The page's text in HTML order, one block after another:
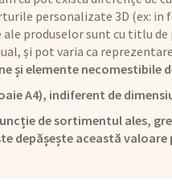
personalizate 3D (ex:
ale produselor sunt cu titlu
și pot varia ca
și elemente necomestibile
A4), indiferent de
de sortimentul ales,
depășește această